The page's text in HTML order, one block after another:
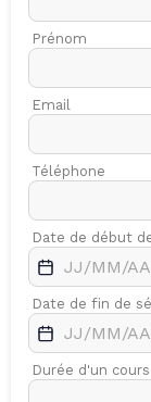
Prénom
Email
Téléphone
Date de début
Date de fin de
Durée d'un cours